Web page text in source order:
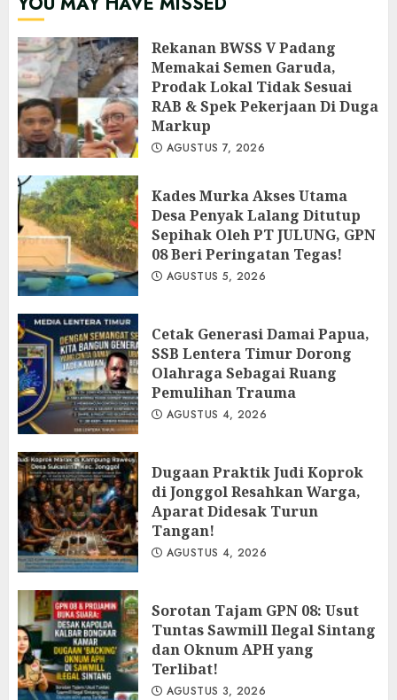
Rekanan BWSS V Padang
Memakai Semen Garuda,
Prodak Lokal Tidak Sesuai
RAB & Spek Pekerjaan Di Duga
Markup
AGUSTUS 7, 2026
Kades Murka Akses Utama
Desa Penyak Lalang Ditutup
Sepihak Oleh PT JULUNG, GPN
08 Beri Peringatan Tegas!
AGUSTUS 5, 2026
Cetak Generasi Damai Papua,
SSB Lentera Timur Dorong
Olahraga Sebagai Ruang
Pemulihan Trauma
AGUSTUS 4, 2026
Dugaan Praktik Judi Koprok
di Jonggol Resahkan Warga,
Aparat Didesak Turun
Tangan!
AGUSTUS 4, 2026
‎Sorotan Tajam GPN 08: Usut
Tuntas Sawmill Ilegal Sintang
dan Oknum APH yang
Terlibat!
AGUSTUS 3, 2026